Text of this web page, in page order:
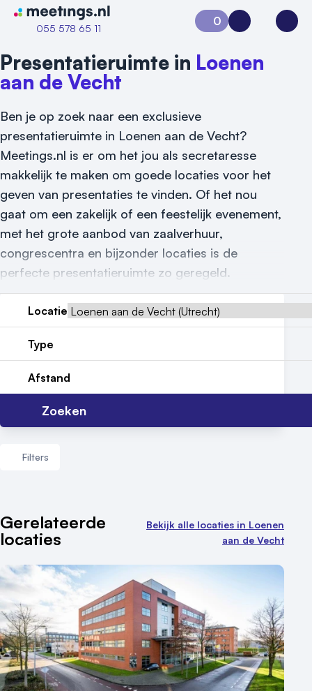
Naar home van Meetings
055 578 65 11
Vraag locatie aan
Locatiegids
Meld locatie aan
Nieuws
Contact
0
Aanvraag 0Inloggen
Presentatieruimte in Loenen
aan de Vecht
Ben je op zoek naar een exclusieve
presentatieruimte in Loenen aan de Vecht?
Meetings.nl is er om het jou als secretaresse
makkelijk te maken om goede locaties voor het
geven van presentaties te vinden. Of het nou
gaat om een zakelijk of een feestelijk evenement,
met het grote aanbod van zaalverhuur,
congrescentra en bijzonder locaties is de
perfecte presentatieruimte zo geregeld.
Locatie
Type
Afstand
Zoeken
Filters
Aantal zalen
1 - 5 zalen
10 of meer zalen
Aantal personen
1 - 50 personen
50 - 100 personen
100 - 250 personen
250 - 500 personen
Gerelateerde
locaties
Bekijk alle locaties in Loenen
aan de Vecht